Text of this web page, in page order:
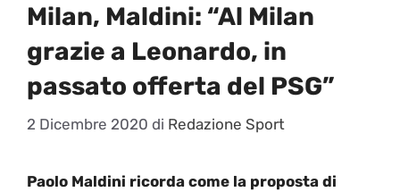
Milan, Maldini: “Al Milan
grazie a Leonardo, in
passato offerta del PSG”
2 Dicembre 2020 di Redazione Sport
Paolo Maldini ricorda come la proposta di